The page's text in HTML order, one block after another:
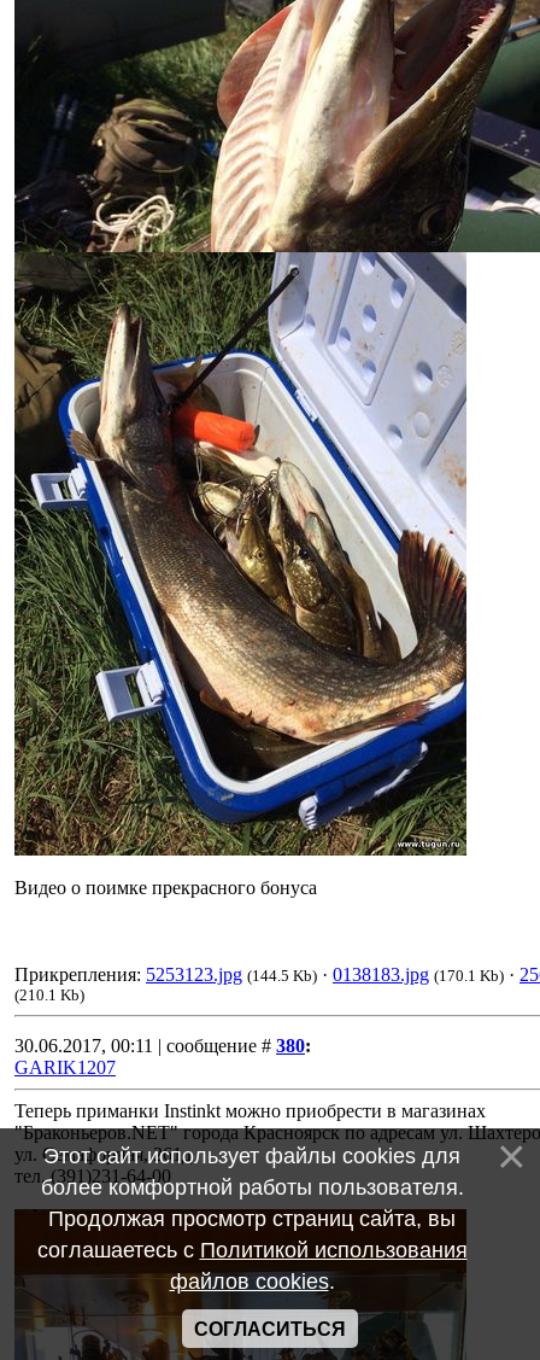
Видео о поимке прекрасного бонуса
Прикрепления: 5253123.jpg (144.5 Kb) · 0138183.jpg (170.1 Kb) ·
(210.1 Kb)
30.06.2017, 00:11 | сообщение # 380:
GARIK1207
Теперь приманки Instinkt можно приобрести в магазинах
"Браконьеров.NЕТ" города Красноярск по адресам ул.
ул. Семафорная, 261д
тел. (391)231-64-00
Этот сайт использует файлы cookies для
более комфортной работы пользователя.
Продолжая просмотр страниц сайта, вы
соглашаетесь с Политикой использования
файлов cookies.
СОГЛАСИТЬСЯ